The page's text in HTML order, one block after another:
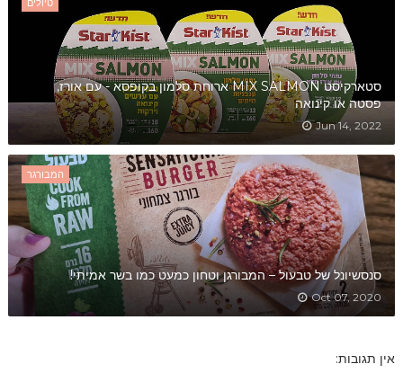
סטארקיסט MIX SALMON ארוחת סלמון בקופסא - עם אורז,
פסטה או קינואה
Jun 14, 2022
המבורגר
סנסשיונל של טבעול – המבורגן וטחון כמעט כמו בשר אמיתי!
Oct 07, 2020
אין תגובות: